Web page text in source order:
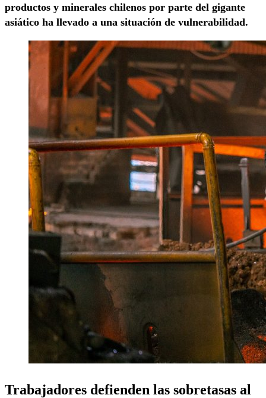
productos y minerales chilenos por parte del gigante
asiático ha llevado a una situación de vulnerabilidad.
Trabajadores defienden las sobretasas al